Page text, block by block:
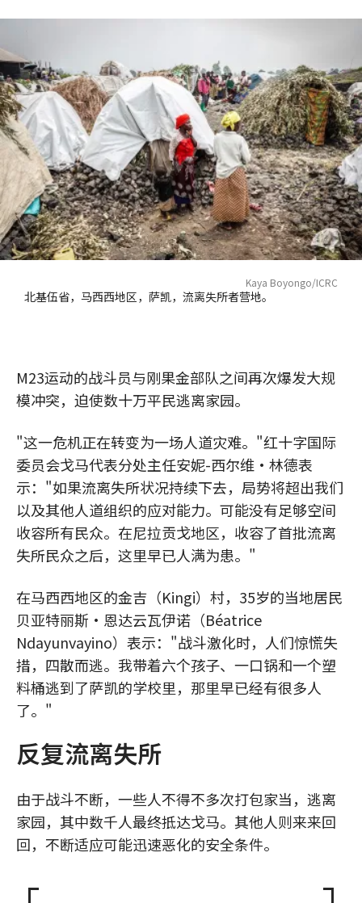
Kaya Boyongo/ICRC
北基伍省，马西西地区，萨凯，流离失所者营地。
M23运动的战斗员与刚果金部队之间再次爆发大规
模冲突，迫使数十万平民逃离家园。
"这一危机正在转变为一场人道灾难。"红十字国际
委员会戈马代表分处主任安妮-西尔维·林德表
示："如果流离失所状况持续下去，局势将超出我们
以及其他人道组织的应对能力。可能没有足够空间
收容所有民众。在尼拉贡戈地区，收容了首批流离
失所民众之后，这里早已人满为患。"
在马西西地区的金吉（Kingi）村，35岁的当地居民
贝亚特丽斯·恩达云瓦伊诺（Béatrice
Ndayunvayino）表示："战斗激化时，人们惊慌失
措，四散而逃。我带着六个孩子、一口锅和一个塑
料桶逃到了萨凯的学校里，那里早已经有很多人
了。"
反复流离失所
由于战斗不断，一些人不得不多次打包家当，逃离
家园，其中数千人最终抵达戈马。其他人则来来回
回，不断适应可能迅速恶化的安全条件。